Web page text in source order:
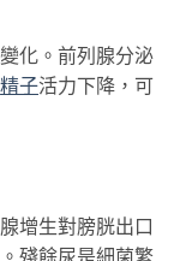
化。前列腺分泌
精子活力下降，可
增生對膀胱出口
殘餘尿是細菌繁